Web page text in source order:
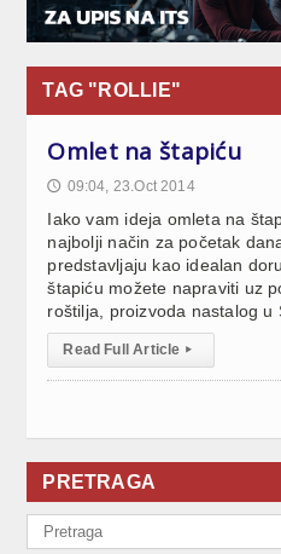
TAG "ROLLIE"
Omlet na štapiću
🕔 09:04, 23.Oct 2014
Iako vam ideja omleta na
najbolji način za početak
predstavljaju kao idealan
štapiću možete napraviti uz
roštilja, proizvoda nastalog u
Read Full Article ▸
PRETRAGA